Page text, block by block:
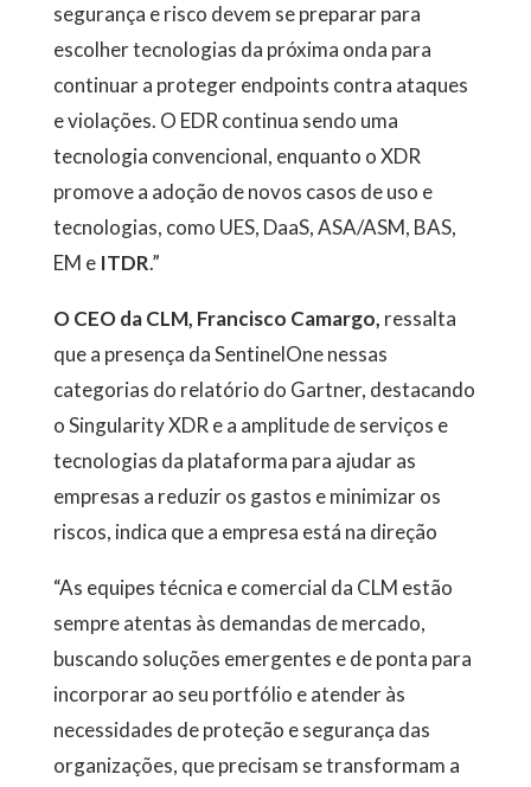
segurança e risco devem se preparar para
escolher tecnologias da próxima onda para
continuar a proteger endpoints contra ataques
e violações. O EDR continua sendo uma
tecnologia convencional, enquanto o XDR
promove a adoção de novos casos de uso e
tecnologias, como UES, DaaS, ASA/ASM, BAS,
EM e ITDR.”
O CEO da CLM, Francisco Camargo, ressalta
que a presença da SentinelOne nessas
categorias do relatório do Gartner, destacando
o Singularity XDR e a amplitude de serviços e
tecnologias da plataforma para ajudar as
empresas a reduzir os gastos e minimizar os
riscos, indica que a empresa está na direção
“As equipes técnica e comercial da CLM estão
sempre atentas às demandas de mercado,
buscando soluções emergentes e de ponta para
incorporar ao seu portfólio e atender às
necessidades de proteção e segurança das
organizações, que precisam se transformam a